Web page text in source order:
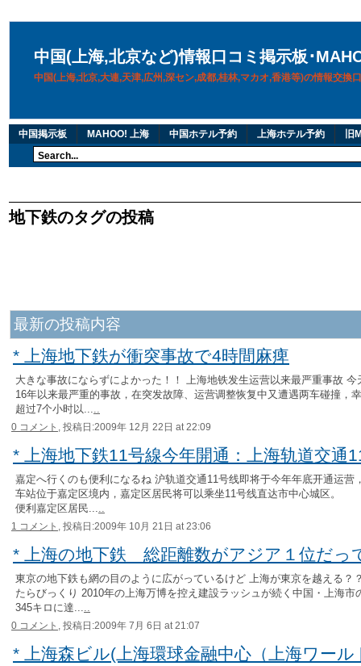
中国(上海,北京など)情報口コミ掲示板･
中国(上海,北京,大連,天津,広州,深セン,成都,桂林,マカオ,香港等)の情報交換
中国掲示板 MAHOO! 上海 中国ホテル予約 上海ホテル予約 旧
地下鉄のタグの投稿
最新の投稿内容
* 上海地下鉄が衝突事故で4時間麻痺
大きな事故にならずによかった！！ 上海地铁发生运营以来最严重事故
16年以来最严重的事故，在突发故障、运营调整恢复中又遭遇两车碰撞，
超过7个小时以...
0 コメント, 投稿日:2009年 12月 22日 at 22:09
* 上海地下鉄11号線今年開通：上海轨道交通
嘉定へ行くのも便利になるね 沪轨道交通11号线即将于今年年底开通运营
车站位于嘉定区境内，嘉定区居民将可以乘坐11号线直达市中心城区。
便利嘉定区居民...
1 コメント, 投稿日:2009年 10月 21日 at 23:06
* 上海の地下鉄 総距離数がアジア１位だっ
東京の地下鉄も網の目のように広がっているけど 上海が東京を越える？
たらびっくり 2010年の上海万博を控え建設ラッシュが続く中国・上海市
345キロに達...
0 コメント, 投稿日:2009年 7月 6日 at 21:07
* 上海森ビル(上海環球金融中心（上海ワー